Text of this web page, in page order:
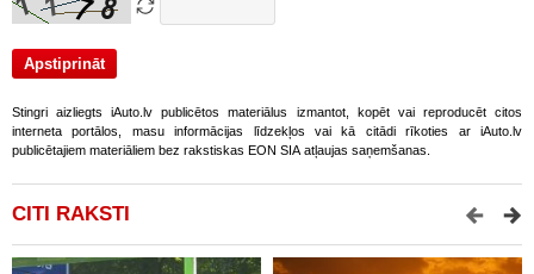
Stingri aizliegts iAuto.lv publicētos materiālus izmantot, kopēt vai reproducēt citos
interneta portālos, masu informācijas līdzekļos vai kā citādi rīkoties ar iAuto.lv
publicētajiem materiāliem bez rakstiskas EON SIA atļaujas saņemšanas.
CITI RAKSTI